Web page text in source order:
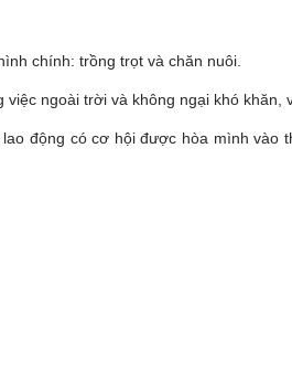
chính: trồng trọt và chăn nuôi.
ngoài trời và không ngại khó khăn,
động có cơ hội được hòa mình vào